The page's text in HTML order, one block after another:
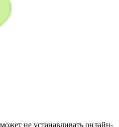
не устанавливать онлайн-